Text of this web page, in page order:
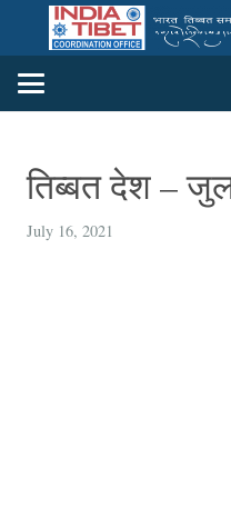
तिब्बत देश –
July 16, 2021